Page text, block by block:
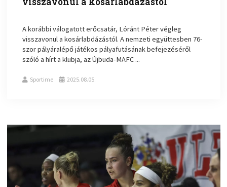
A korábbi válogatott erőcsatár, Lóránt Péter végleg
visszavonul a kosárlabdázástól. A nemzeti együttesben 76-
szor pályáralépő játékos pályafutásának befejezéséről
szóló a hírt a klubja, az Újbuda-MAFC ...
Sportime 2025.08.05.